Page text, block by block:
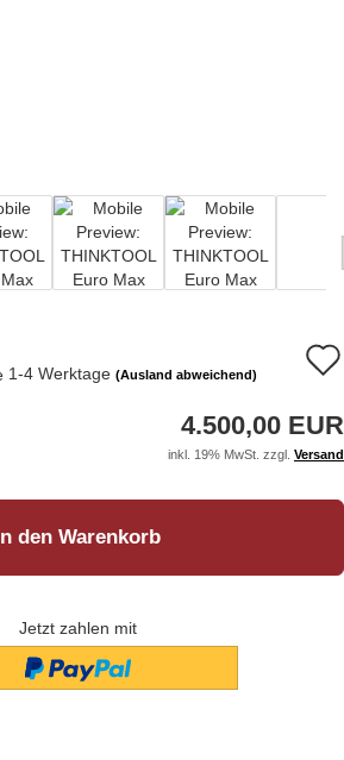
1-4 Werktage (Ausland abweichend)
4.500,00 EUR
inkl. 19% MwSt. zzgl. Versand
In den Warenkorb
Jetzt zahlen mit